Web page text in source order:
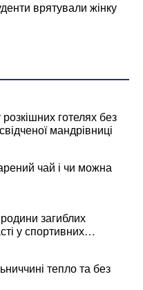
врятували жінку
готелях без
мандрівниці
чай і чи можна
загиблих
у спортивних
тепло та без